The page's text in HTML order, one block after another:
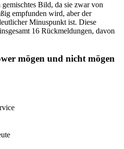
gemischtes Bild, da sie zwar von
empfunden wird, aber der
Minuspunkt ist. Diese
16 Rückmeldungen, davon
mögen und nicht mögen